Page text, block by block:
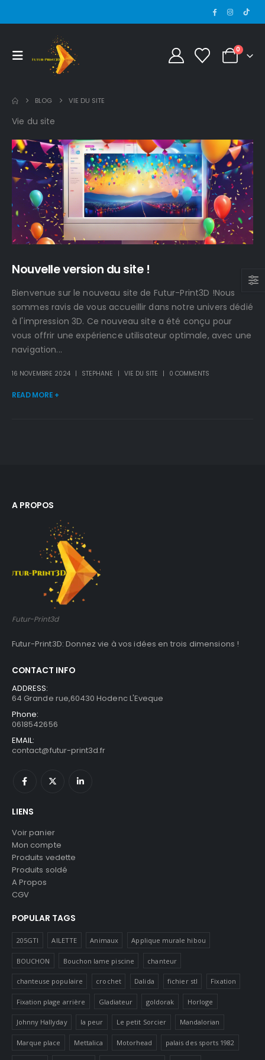
0
BLOG VIE DU SITE
Vie du site
Nouvelle version du site !
Bienvenue sur le nouveau site de Futur-Print3D !Nous
sommes ravis de vous accueillir dans notre univers dédié
à l'impression 3D. Ce nouveau site a été conçu pour
vous offrir une expérience utilisateur optimale, avec une
navigation...
16 NOVEMBRE 2024 STEPHANE VIE DU SITE 0 COMMENTS
READ MORE +
A PROPOS
Futur-Print3d
Futur-Print3D: Donnez vie à vos idées en trois dimensions !
CONTACT INFO
ADDRESS:
64 Grande rue,60430 Hodenc L'Eveque
Phone:
0618542656
EMAIL:
contact@futur-print3d.fr
LIENS
Voir panier
Mon compte
Produits vedette
Produits soldé
A Propos
CGV
POPULAR TAGS
205GTI AILETTE Animaux Applique murale hibou
BOUCHON Bouchon lame piscine chanteur
chanteuse populaire crochet Dalida fichier stl Fixation
Fixation plage arrière Gladiateur goldorak Horloge
Johnny Hallyday la peur Le petit Sorcier Mandalorian
Marque place Mettalica Motorhead palais des sports 1982